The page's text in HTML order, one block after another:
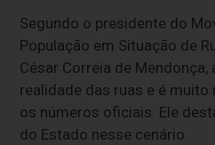
Segundo o presidente do
População em Situação de
César Correia de Mendonça,
realidade das ruas e é
os números oficiais. Ele
do Estado nesse cenário.